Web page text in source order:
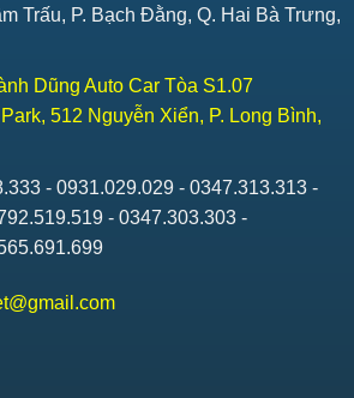
Trấu, P. Bạch Đằng, Q. Hai Bà Trưng,
Dũng Auto Car Tòa S1.07
512 Nguyễn Xiển, P. Long Bình,
- 0931.029.029 - 0347.313.313 -
- 0347.303.303 -